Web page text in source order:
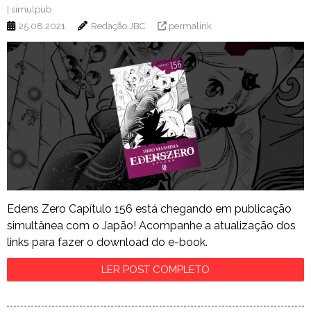
simulpub
25.08.2021
Redação JBC permalink
Edens Zero Capítulo 156 está chegando em publicação
simultânea com o Japão! Acompanhe a atualização dos
links para fazer o download do e-book.
LER POST COMPLETO